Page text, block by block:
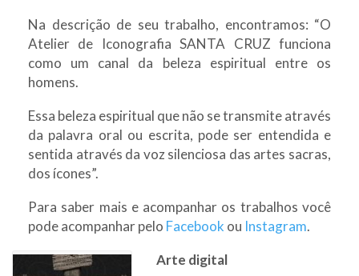
Na descrição de seu trabalho, encontramos: “O
Atelier de Iconografia SANTA CRUZ funciona
como um canal da beleza espiritual entre os
homens.
Essa beleza espiritual que não se transmite através
da palavra oral ou escrita, pode ser entendida e
sentida através da voz silenciosa das artes sacras,
dos ícones”.
Para saber mais e acompanhar os trabalhos você
pode acompanhar pelo Facebook ou Instagram.
Arte digital